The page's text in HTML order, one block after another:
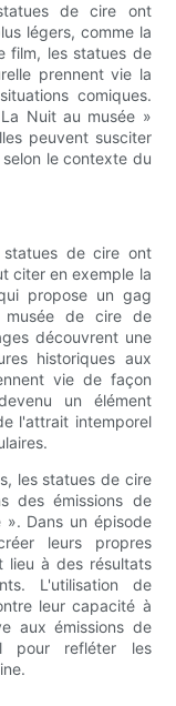
de cire ont
légers, comme la
film, les statues de
prennent vie la
comiques.
Nuit au musée »
peuvent susciter
le contexte du
statues de cire ont
citer en exemple la
propose un gag
de cire de
découvrent une
historiques aux
vie de façon
un élément
l'attrait intemporel
les statues de cire
des émissions de
». Dans un épisode
leurs propres
lieu à des résultats
L'utilisation de
leur capacité à
aux émissions de
pour refléter les